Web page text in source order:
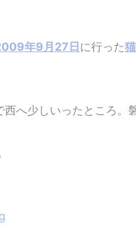
年9月27日に行った
へ少しいったところ。